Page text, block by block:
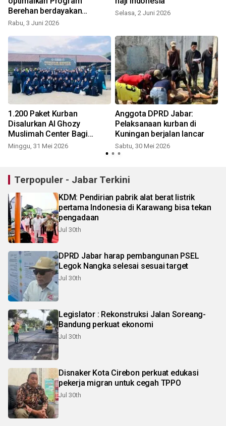
Berehan berdayakan
peternak
Rabu, 3 Juni 2026
Selasa, 2 Juni 2026
1.200 Paket Kurban
Disalurkan Al Ghozy
Muslimah Center Bagi
Pengajar Al Quran-Marbot-
Minggu, 31 Mei 2026
Anggota DPRD Jabar:
Pelaksanaan kurban di
Kuningan berjalan lancar
Sabtu, 30 Mei 2026
Terpopuler - Jabar Terkini
KDM: Pendirian pabrik alat berat listrik
pertama Indonesia di Karawang bisa tekan
pengadaan
Jul 30th
DPRD Jabar harap pembangunan PSEL
Legok Nangka selesai sesuai target
Jul 30th
Legislator : Rekonstruksi Jalan Soreang-
Bandung perkuat ekonomi
Jul 30th
Disnaker Kota Cirebon perkuat edukasi
pekerja migran untuk cegah TPPO
Jul 30th